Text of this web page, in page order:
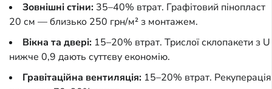
Зовнішні стіни: 35–40% втрат. Графітовий пінопласт
20 см — близько 250 грн/м² з монтажем.
Вікна та двері: 15–20% втрат. Трислої склопакети з U
нижче 0,9 дають суттєву економію.
Гравітаційна вентиляція: 15–20% втрат. Рекуперація